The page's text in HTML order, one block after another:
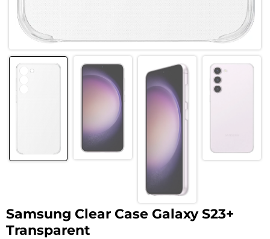
Samsung Clear Case Galaxy S23+
Transparent